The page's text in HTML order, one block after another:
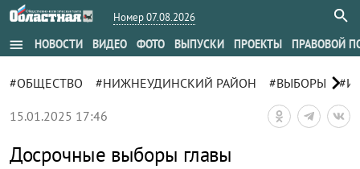
Номер 07.08.2026
menu НОВОСТИ ВИДЕО ФОТО ВЫПУСКИ ПРОЕКТЫ ПРАВОВОЙ
#ОБЩЕСТВО #НИЖНЕУДИНСКИЙ РАЙОН #ВЫБОРЫchevron_right
15.01.2025 17:46
Досрочные выборы главы